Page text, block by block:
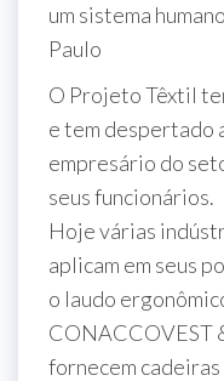
um sistema
Paulo
O Projeto Têxtil
e tem despertado
empresário do
seus funcionários.
Hoje várias
aplicam em seus
o laudo
CONACCOVEST
fornecem